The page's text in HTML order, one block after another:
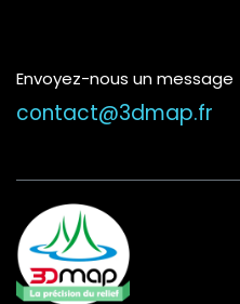
Envoyez-nous un message
contact@3dmap.fr